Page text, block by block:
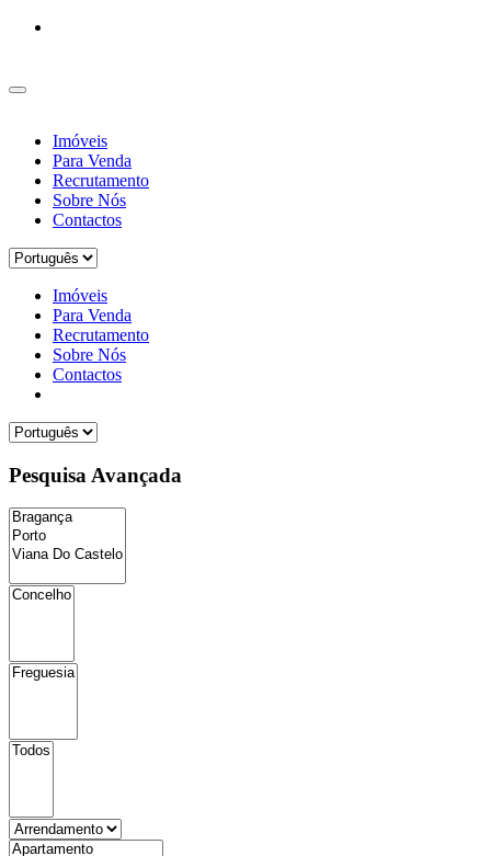
Imóveis
Para Venda
Recrutamento
Sobre Nós
Contactos
Imóveis
Para Venda
Recrutamento
Sobre Nós
Contactos
Pesquisa Avançada